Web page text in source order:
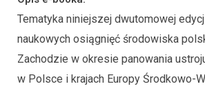
Tematyka niniejszej dwutomowej
naukowych osiągnięć środowiska
Zachodzie w okresie panowania
w Polsce i krajach Europy Środkowo-